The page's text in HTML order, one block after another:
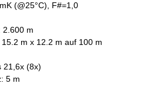
(@25°C), F#=1,0
2.600 m
m x 12.2 m auf 100 m
21,6x (8x)
5 m